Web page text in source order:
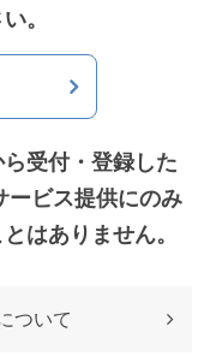
。
受付・登録した
ービス提供にのみ
はありません。
ついて